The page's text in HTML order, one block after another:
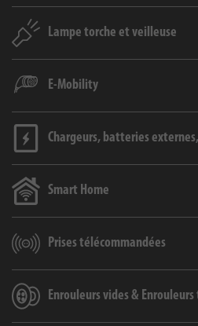
Lampe torche et veilleuse
E-Mobility
Chargeurs, batteries
Smart Home
Prises télécommandées
Enrouleurs vides &